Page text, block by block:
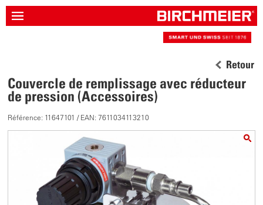
Retour
Couvercle de remplissage avec réducteur
de pression (Accessoires)
Référence: 11647101 / EAN: 7611034113210